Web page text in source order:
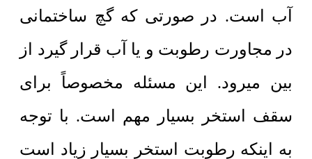
آب است. در صورتی که گچ ساختمانی
در مجاورت رطوبت و یا آب قرار گیرد از
بین میرود. این مسئله مخصوصاً برای
سقف استخر بسیار مهم است. با توجه
به اینکه رطوبت استخر بسیار زیاد است